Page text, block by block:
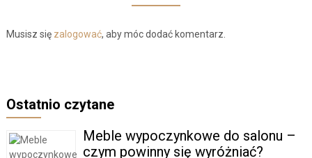
Musisz się zalogować, aby móc dodać komentarz.
Ostatnio czytane
Meble wypoczynkowe do salonu –
czym powinny się wyróżniać?